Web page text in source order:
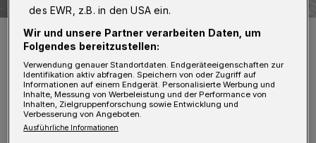
Beide Wagen waren erheblich beschädigt.
Foto: Christoph Petersen
des EWR, z.B. in den USA ein.
Wir und unsere Partner verarbeiten Daten, um
Folgendes bereitzustellen:
Verwendung genauer Standortdaten. Endgeräteeigenschaften zur
Identifikation aktiv abfragen. Speichern von oder Zugriff auf
Informationen auf einem Endgerät. Personalisierte Werbung und
Inhalte, Messung von Werbeleistung und der Performance von
Inhalten, Zielgruppenforschung sowie Entwicklung und
Verbesserung von Angeboten.
Ausführliche Informationen